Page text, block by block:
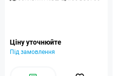
Ціну уточнюйте
Під замовлення